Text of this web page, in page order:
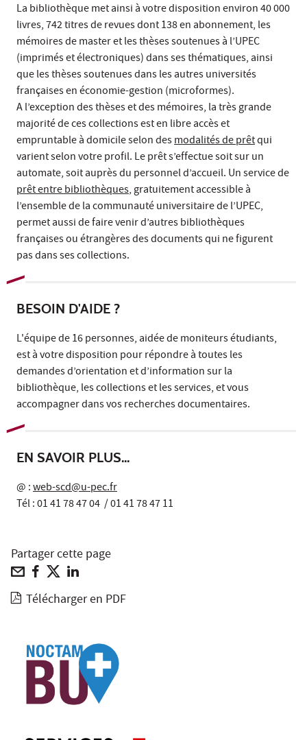
La bibliothèque met ainsi à votre disposition environ 40 000
livres, 742 titres de revues dont 138 en abonnement, les
mémoires de master et les thèses soutenues à l’UPEC
(imprimés et électroniques) dans ses thématiques, ainsi
que les thèses soutenues dans les autres universités
françaises en économie-gestion (microformes).
A l’exception des thèses et des mémoires, la très grande
majorité de ces collections est en libre accès et
empruntable à domicile selon desmodalités de prêtqui
varient selon votre profil. Le prêt s’effectue soit sur un
automate, soit auprès du personnel d’accueil. Un service de
prêt entre bibliothèques, gratuitement accessible à
l’ensemble de la communauté universitaire de l’UPEC,
permet aussi de faire venir d’autres bibliothèques
françaises ou étrangères des documents qui ne figurent
pas dans ses collections.
BESOIN D'AIDE ?
L'équipe de 16 personnes, aidée de moniteurs étudiants,
est à votre disposition pour répondre à toutes les
demandes d’orientation et d’information sur la
bibliothèque, les collections et les services, et vous
accompagner dans vos recherches documentaires.
EN SAVOIR PLUS...
@ :web-scd@u-pec.fr
Tél : 01 41 78 47 04 / 01 41 78 47 11
Partager cette page
Télécharger en PDF